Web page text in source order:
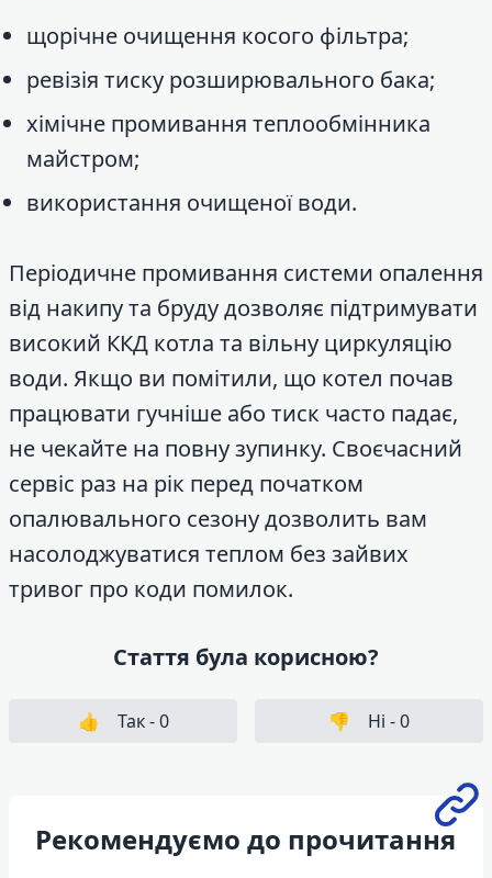
щорічне очищення косого фільтра;
ревізія тиску розширювального бака;
хімічне промивання теплообмінника
майстром;
використання очищеної води.
Періодичне промивання системи опалення
від накипу та бруду дозволяє підтримувати
високий ККД котла та вільну циркуляцію
води. Якщо ви помітили, що котел почав
працювати гучніше або тиск часто падає,
не чекайте на повну зупинку. Своєчасний
сервіс раз на рік перед початком
опалювального сезону дозволить вам
насолоджуватися теплом без зайвих
тривог про коди помилок.
Стаття була корисною?
👍 Так -0 👎 Ні -0
Рекомендуємо до прочитання